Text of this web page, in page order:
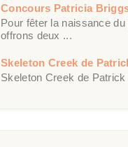
Concours Patricia
Pour fêter la naissance
offrons deux ...
Skeleton Creek de
Skeleton Creek de